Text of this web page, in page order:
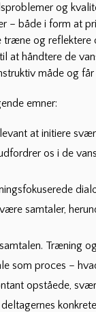
og
– både i form at
træne og
at håndtere de
måde og
emner:
at initiere
os i de
samtaler,
Træning
som proces –
opståede,